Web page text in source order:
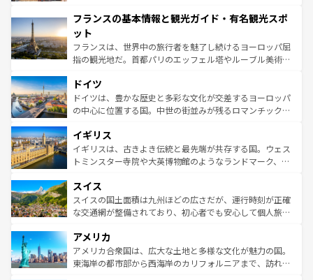
ませてくれるイタリアで、忘れられない旅をしてみよう！
なお、新着のイタリア情報は
しい。
文化が根付くこの国では、情熱的なフラメンコ、熱気あふ
れる闘牛、そして美味しいタパスが生活の一部となってい
る。首都マドリードの洗練された雰囲気や、バルセロナの
アートに溢れた街角から、地方では古代ローマ遺跡や中世
せる。地方によって風土や気候が異なるスペインはその個
性で訪れる人を魅了する。 なお、新着のスペイン情報は コ
ンテンツ一覧を参照してほしい。
フランスの基本情報と観光ガイド・有名観光スポ
ット
フランスは、世界中の旅行者を魅了し続けるヨーロッパ屈
指の観光地だ。首都パリのエッフェル塔やルーブル美術館
で、幅広い魅力が詰まっている。華麗な宮殿、歴史的な大
聖堂、美しいビーチ、そして豊かな自然が、訪れる者を心
から魅了する。また、フランスは美食の国としても知ら
いる。シャンパンの発祥地であるランス、プロヴァンスの
香り高いラベンダー畑など、多彩な楽しみ方が可能だ。さ
らに、パリ以外の地域にも魅力が溢れており、どの街角に
れる地方に足を運ぶとそれぞれで全く異なる文化を体験で
きるだろう。 なお、新着のフランス情報はコンテンツ一覧
を参照してほしい。
ドイツ
ドイツは、豊かな歴史と多彩な文化が交差するヨーロッパ
の中心に位置する国。中世の街並みが残るロマンチック街
顔を持つこの国は、どこを歩いても飽きることがない。ベ
ルリンの文化的活気、バイエルン州のアルプスの絶景、そ
してライン川沿いのワイン畑といった風景は必見。ビール
は、お酒好きな人にはぜひ体験してほしい。 なお、新着の
ドイツ情報はコンテンツ一覧を参照してほしい。
イギリス
イギリスは、古きよき伝統と最先端が共存する国。ウェス
トミンスター寺院や大英博物館のようなランドマーク、歴
リアごとに異なる魅力がある。また、優雅なアフタヌーン
ティー、ビール好きにはたまらない英国パブ、サッカー観
戦など、本場だからこそできる体験も豊富。イギリスを旅
ンツ一覧を参照してほしい。
スイス
スイスの国土面積は九州ほどの広さだが、運行時刻が正確
な交通網が整備されており、初心者でも安心して個人旅行
の建物がそのまま残る町や、スイスならではのユニークな
博物館もあり、アルプス観光だけでなく町歩きも満喫する
ことができる。国民の所得が高いため物価も高いが、旅行
アメリカ
アメリカ合衆国は、広大な土地と多様な文化が魅力の国。
東海岸の都市部から西海岸のカリフォルニアまで、訪れる